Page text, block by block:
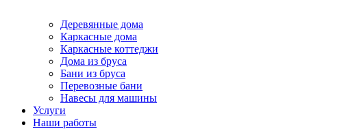
Деревянные дома
Каркасные дома
Каркасные коттеджи
Дома из бруса
Бани из бруса
Перевозные бани
Навесы для машины
Услуги
Наши работы